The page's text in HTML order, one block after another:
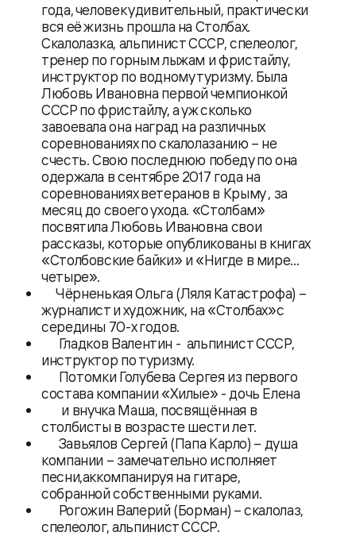
года, человек удивительный, практически
вся её жизнь прошла на Столбах.
Скалолазка, альпинист СССР, спелеолог,
тренер по горным лыжам и фристайлу,
инструктор по водному туризму. Была
Любовь Ивановна первой чемпионкой
СССР по фристайлу, а уж сколько
завоевала она наград на различных
соревнованиях по скалолазанию – не
счесть. Свою последнюю победу по она
одержала в сентябре 2017 года на
соревнованиях ветеранов в Крыму , за
месяц до своего ухода. «Столбам»
посвятила Любовь Ивановна свои
рассказы, которые опубликованы в книгах
«Столбовские байки» и «Нигде в мире…
четыре».
Чёрненькая Ольга (Ляля Катастрофа) –
журналист и художник, на «Столбах»с
середины 70-х годов.
Гладков Валентин - альпинист СССР,
инструктор по туризму.
Потомки Голубева Сергея из первого
состава компании «Хилые» - дочь Елена
и внучка Маша, посвящённая в
столбисты в возрасте шести лет.
Завьялов Сергей (Папа Карло) – душа
компании – замечательно исполняет
песни,аккомпанируя на гитаре,
собранной собственными руками.
Рогожин Валерий (Борман) – скалолаз,
спелеолог, альпинист СССР.